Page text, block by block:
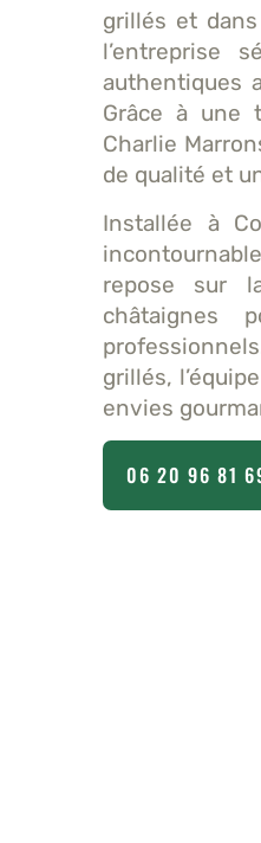
grillés et
l’entreprise
authentiques
Grâce à une
Charlie
de qualité et
Installée à
repose sur
châtaignes
grillés,
envies
06 20 96 81